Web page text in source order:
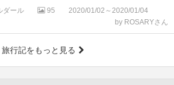
ダール 95
2020/01/02～2020/01/04
by ROSARYさん
旅行記をもっと見る